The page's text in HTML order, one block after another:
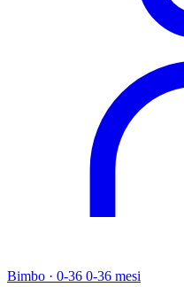
Bimbo · 0-36 0-36 mesi